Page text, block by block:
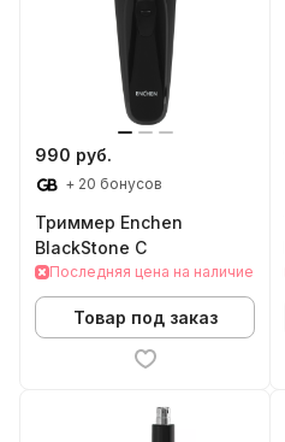
990 руб.
+ 20 бонусов
Триммер Enchen
BlackStone C
Последняя цена на наличие
Товар под заказ